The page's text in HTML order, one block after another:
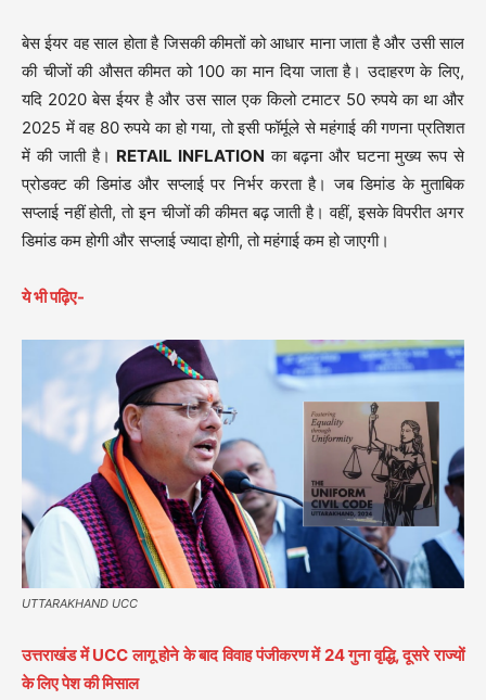
बेस ईयर वह साल होता है जिसकी कीमतों को आधार माना जाता है और उसी साल
की चीजों की औसत कीमत को 100 का मान दिया जाता है। उदाहरण के लिए,
यदि 2020 बेस ईयर है और उस साल एक किलो टमाटर 50 रुपये का था और
2025 में वह 80 रुपये का हो गया, तो इसी फॉर्मूले से महंगाई की गणना प्रतिशत
में की जाती है। RETAIL INFLATION का बढ़ना और घटना मुख्य रूप से
प्रोडक्ट की डिमांड और सप्लाई पर निर्भर करता है। जब डिमांड के मुताबिक
सप्लाई नहीं होती, तो इन चीजों की कीमत बढ़ जाती है। वहीं, इसके विपरीत अगर
डिमांड कम होगी और सप्लाई ज्यादा होगी, तो महंगाई कम हो जाएगी।
ये भी पढ़िए-
UTTARAKHAND UCC
उत्तराखंड में UCC लागू होने के बाद विवाह पंजीकरण में 24 गुना वृद्धि, दूसरे राज्यों
के लिए पेश की मिसाल